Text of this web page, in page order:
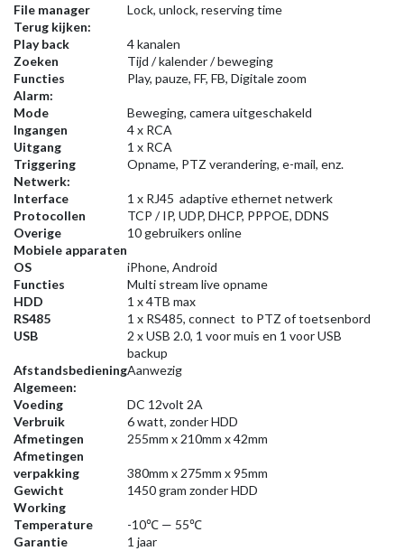
File manager
Lock, unlock, reserving time
Terug kijken:
Play back
4 kanalen
Zoeken
Tijd / kalender / beweging
Functies
Play, pauze, FF, FB, Digitale zoom
Alarm:
Mode
Beweging, camera uitgeschakeld
Ingangen
4 x RCA
Uitgang
1 x RCA
Triggering
Opname, PTZ verandering, e-mail, enz.
Netwerk:
Interface
1 x RJ45 adaptive ethernet netwerk
Protocollen
TCP / IP, UDP, DHCP, PPPOE, DDNS
Overige
10 gebruikers online
Mobiele apparaten
OS
iPhone, Android
Functies
Multi stream live opname
HDD
1 x 4TB max
RS485
1 x RS485, connect to PTZ of toetsenbord
USB
2 x USB 2.0, 1 voor muis en 1 voor USB
backup
AfstandsbedieningAanwezig
Algemeen:
Voeding
DC 12volt 2A
Verbruik
6 watt, zonder HDD
Afmetingen
255mm x 210mm x 42mm
Afmetingen
verpakking
380mm x 275mm x 95mm
Gewicht
1450 gram zonder HDD
Working
Temperature
-10℃ — 55℃
Garantie
1 jaar